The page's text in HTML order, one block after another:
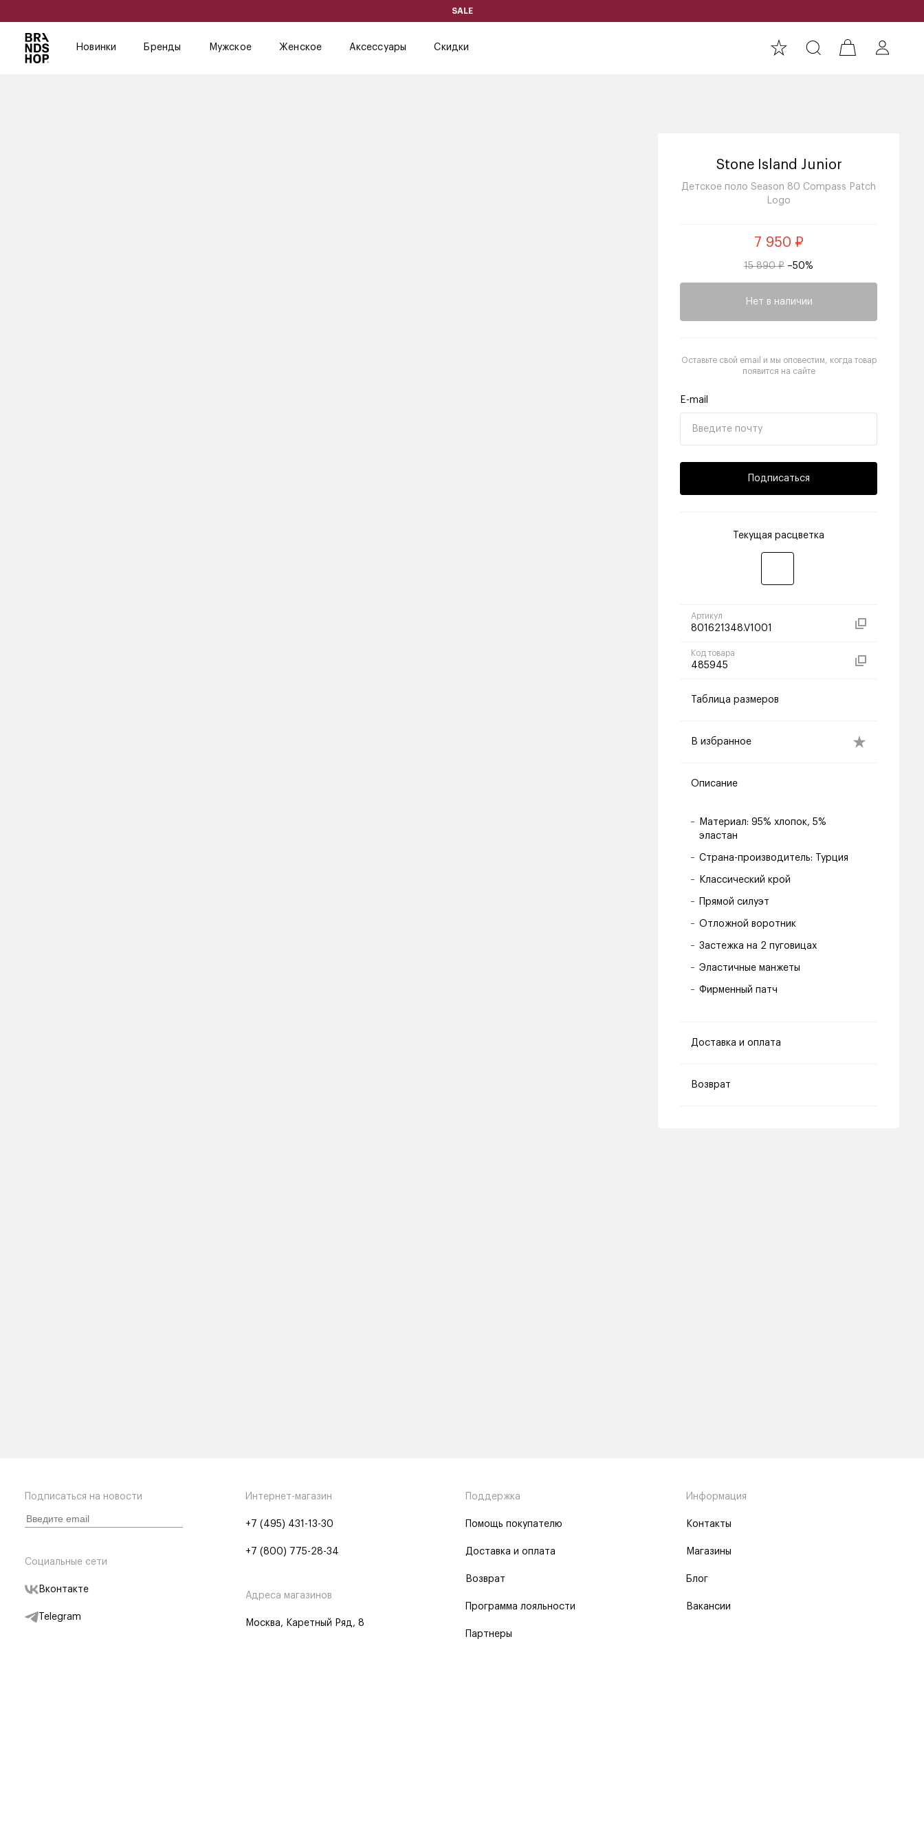
SALE
Новинки Бренды Мужское Женское Аксессуары Скидки
Stone Island Junior
Детское поло Season 80 Compass Patch
Logo
7 950 ₽
15 890 ₽ –50%
Нет в наличии
Оставьте свой email и мы оповестим, когда товар
появится на сайте
E-mail
Подписаться
Текущая расцветка
Артикул
801621348.V1001
Код товара
485945
Таблица размеров
В избранное
Описание
Материал: 95% хлопок, 5%
эластан
Страна-производитель: Турция
Классический крой
Прямой силуэт
Отложной воротник
Застежка на 2 пуговицах
Эластичные манжеты
Фирменный патч
Доставка и оплата
Возврат
Подписаться на новости
Социальные сети
Вконтакте
Telegram
Интернет-магазин
+7 (495) 431-13-30
+7 (800) 775-28-34
Адреса магазинов
Москва, Каретный Ряд, 8
Поддержка
Помощь покупателю
Доставка и оплата
Возврат
Программа лояльности
Партнеры
Информация
Контакты
Магазины
Блог
Вакансии